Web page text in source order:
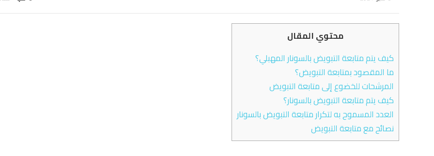
محتوي المقال
كيف يتم متابعة التبويض بالسونار المهبلي؟
ما المقصود بمتابعة التبويض؟
المرشحات للخضوع إلى متابعة التبويض
كيف يتم متابعة التبويض بالسونار؟
العدد المسموح به لتكرار متابعة التبويض بالسونار
نصائح مع متابعة التبويض